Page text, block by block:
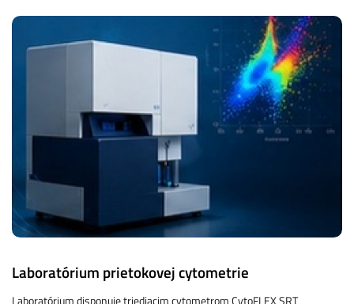
Laboratórium prietokovej cytometrie
Laboratórium disponuje triediacim cytometrom CytoFLEX SRT